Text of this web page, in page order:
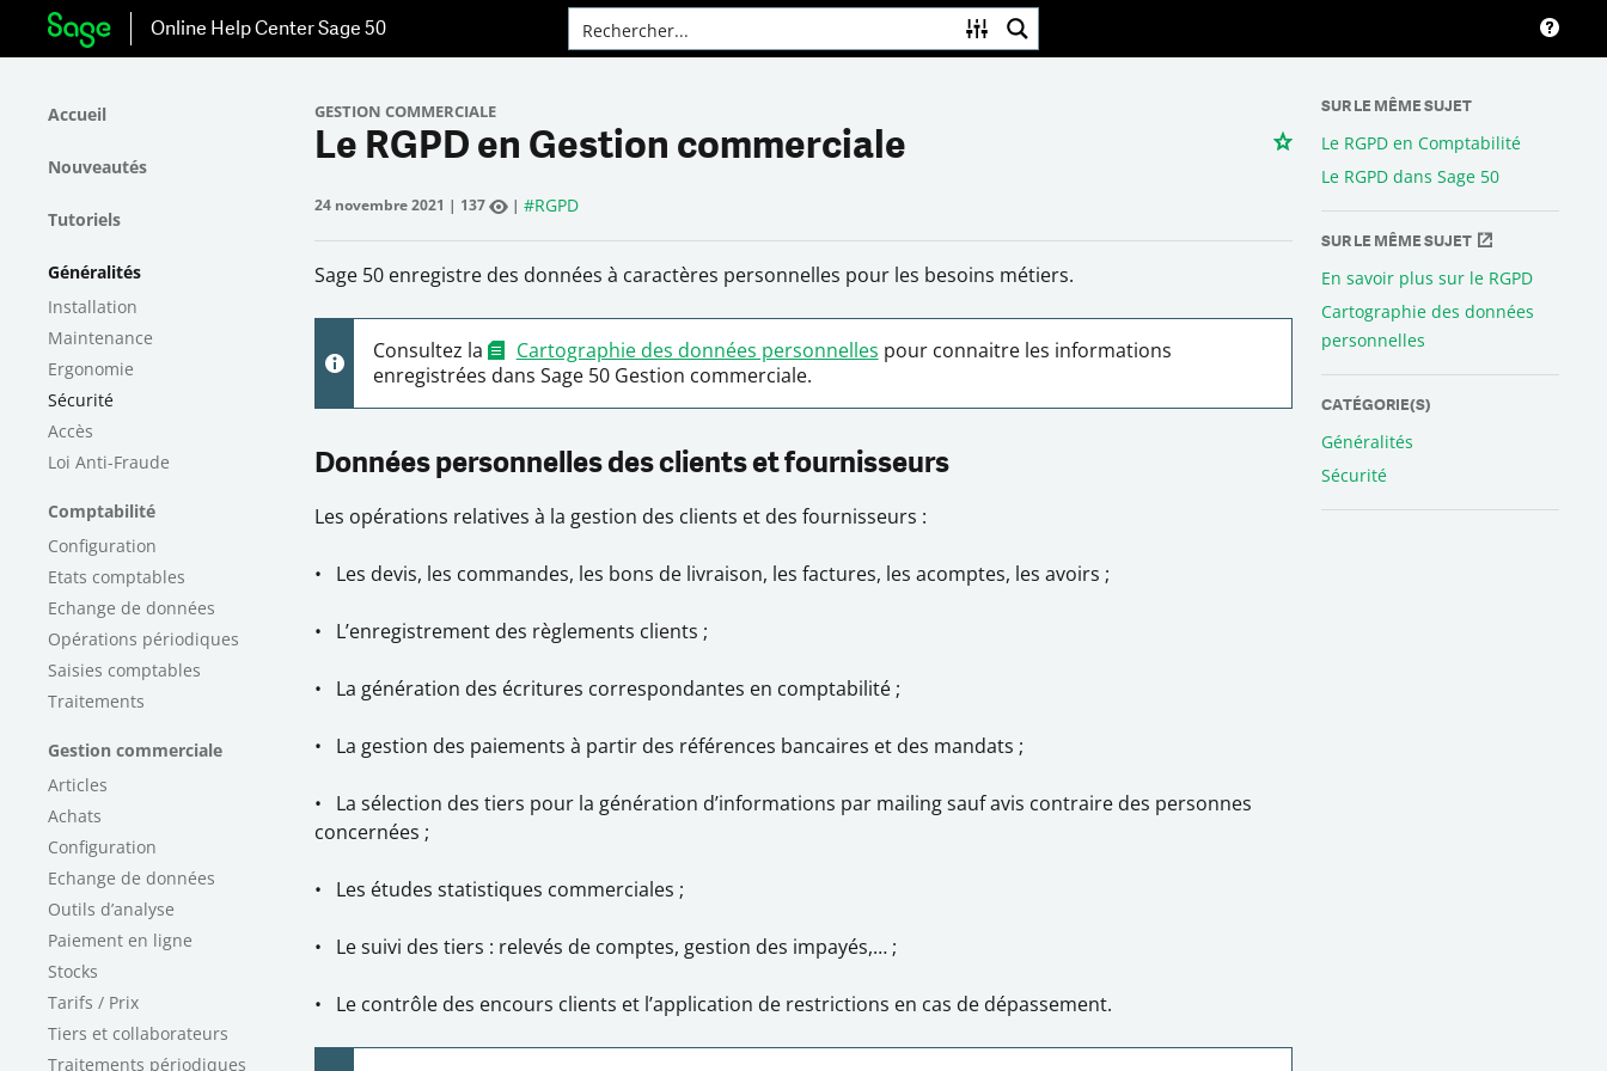
Online Help CenterSage 50
Accueil
Nouveautés
Tutoriels
Généralités
Installation
Maintenance
Ergonomie
Sécurité
Accès
Loi Anti-Fraude
Comptabilité
Configuration
Etats comptables
Echange de données
Opérations périodiques
Saisies comptables
Traitements
Gestion commerciale
Articles
Achats
Configuration
Echange de données
Outils d’analyse
Paiement en ligne
Stocks
Tarifs / Prix
Tiers et collaborateurs
Traitements périodiques
GESTION COMMERCIALE
Le RGPD en Gestion commerciale
24 novembre 2021 | 137 | #RGPD
Sage 50 enregistre des données à caractères personnelles pour les besoins métiers.
Consultez la Cartographie des données personnelles pour connaitre les informations
enregistrées dans Sage 50 Gestion commerciale.
Données personnelles des clients et fournisseurs
Les opérations relatives à la gestion des clients et des fournisseurs :
• Les devis, les commandes, les bons de livraison, les factures, les acomptes, les avoirs ;
• L’enregistrement des règlements clients ;
• La génération des écritures correspondantes en comptabilité ;
• La gestion des paiements à partir des références bancaires et des mandats ;
•
La sélection des tiers pour la génération d’informations par mailing sauf avis contraire des personnes
concernées ;
• Les études statistiques commerciales ;
• Le suivi des tiers : relevés de comptes, gestion des impayés,… ;
• Le contrôle des encours clients et l’application de restrictions en cas de dépassement.
SUR LE MÊME SUJET
Le RGPD en Comptabilité
Le RGPD dans Sage 50
SUR LE MÊME SUJET
En savoir plus sur le RGPD
Cartographie des données
personnelles
CATÉGORIE(S)
Généralités
Sécurité